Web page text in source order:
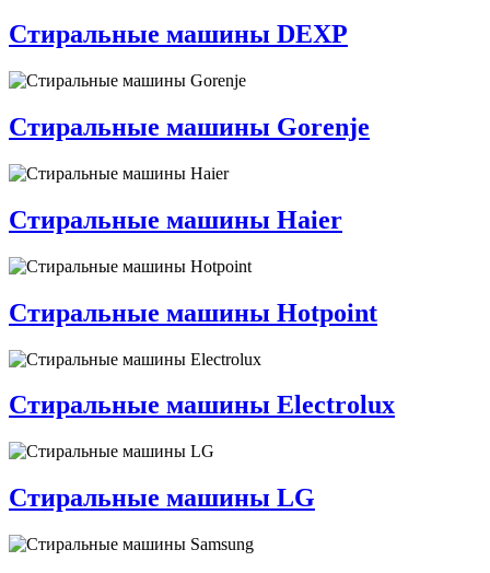
Стиральные машины DEXP
Стиральные машины Gorenje
Стиральные машины Haier
Стиральные машины Hotpoint
Стиральные машины Electrolux
Стиральные машины LG